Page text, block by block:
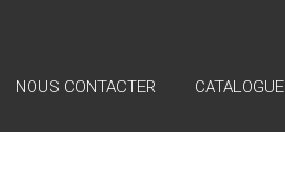
NOUS CONTACTER CATALOGUE